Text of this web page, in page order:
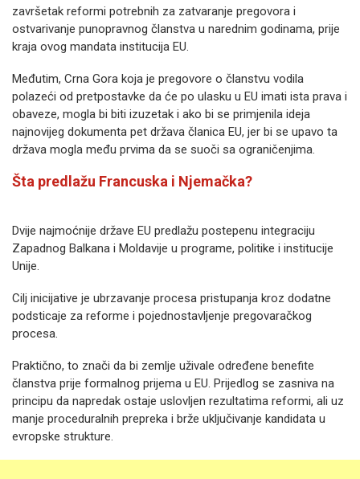
završetak reformi potrebnih za zatvaranje pregovora i
ostvarivanje punopravnog članstva u narednim godinama, prije
kraja ovog mandata institucija EU.
Međutim, Crna Gora koja je pregovore o članstvu vodila
polazeći od pretpostavke da će po ulasku u EU imati ista prava i
obaveze, mogla bi biti izuzetak i ako bi se primjenila ideja
najnovijeg dokumenta pet država članica EU, jer bi se upavo ta
država mogla među prvima da se suoči sa ograničenjima.
Šta predlažu Francuska i Njemačka?
Dvije najmoćnije države EU predlažu postepenu integraciju
Zapadnog Balkana i Moldavije u programe, politike i institucije
Unije.
Cilj inicijative je ubrzavanje procesa pristupanja kroz dodatne
podsticaje za reforme i pojednostavljenje pregovaračkog
procesa.
Praktično, to znači da bi zemlje uživale određene benefite
članstva prije formalnog prijema u EU. Prijedlog se zasniva na
principu da napredak ostaje uslovljen rezultatima reformi, ali uz
manje proceduralnih prepreka i brže uključivanje kandidata u
evropske strukture.